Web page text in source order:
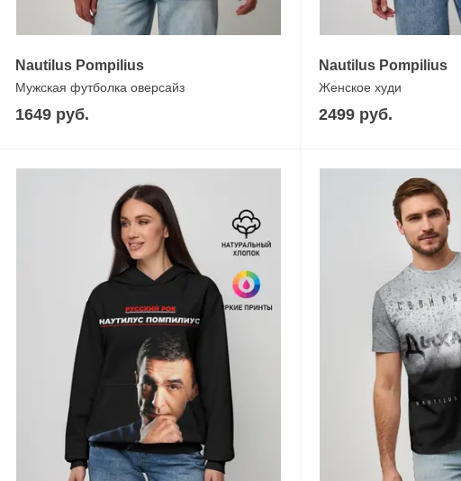
Nautilus Pompilius
Мужская футболка оверсайз
1649 руб.
Nautilus Pompilius
Женское худи
2499 руб.